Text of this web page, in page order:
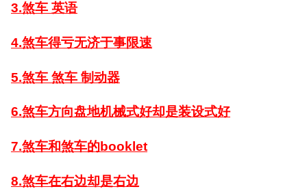
3.煞车 英语
4.煞车得亏无济于事限速
5.煞车 煞车 制动器
6.煞车方向盘地机械式好却是装设式好
7.煞车和煞车的booklet
8.煞车在右边却是右边